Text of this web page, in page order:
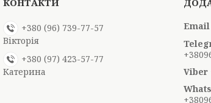
+380 (96) 739-77-57
Вікторія
+380 (97) 423-57-77
Катерина